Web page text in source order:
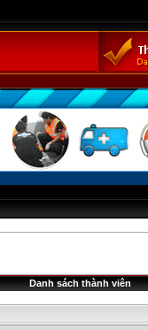
Danh sách thành viên